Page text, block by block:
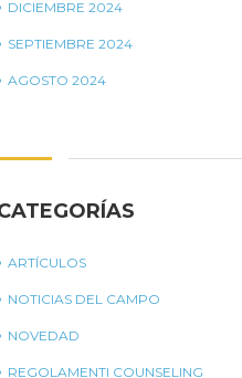
DICIEMBRE 2024
SEPTIEMBRE 2024
AGOSTO 2024
ARTÍCULOS
NOTICIAS DEL CAMPO
NOVEDAD
REGOLAMENTI COUNSELING